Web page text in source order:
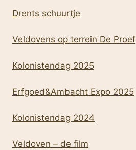
Drents schuurtje
Veldovens op terrein De Proef
Kolonistendag 2025
Erfgoed&Ambacht Expo 2025
Kolonistendag 2024
Veldoven – de film